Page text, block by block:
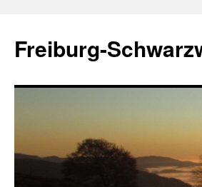
springen
Freiburg-